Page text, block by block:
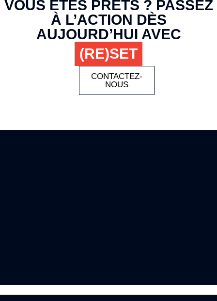
VOUS ÊTES PRÊTS ? PASSEZ
À L’ACTION DÈS
AUJOURD’HUI AVEC
(RE)SET
CONTACTEZ-
NOUS